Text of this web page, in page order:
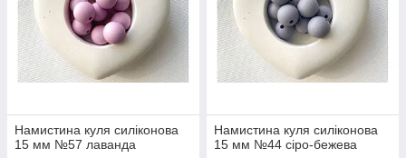
Намистина куля силіконова
15 мм №57 лаванда
Намистина куля силіконова
15 мм №44 сіро-бежева